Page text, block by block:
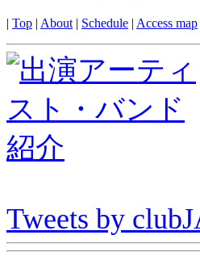
| Top | About | Schedule | Access map
Tweets by